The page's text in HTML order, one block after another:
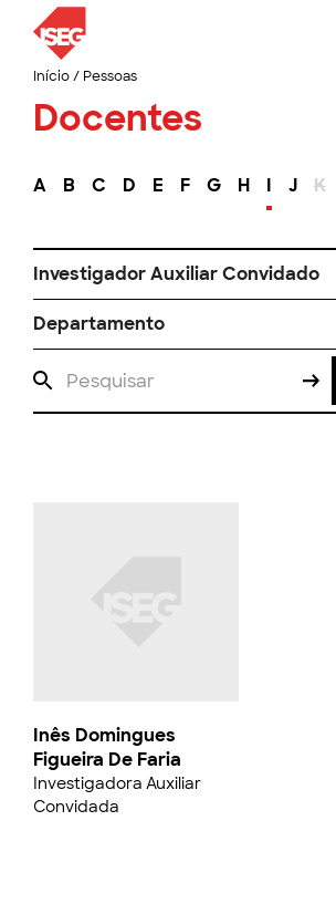
Início/ Pessoas
Docentes
A B C D E F G H I J K
Investigador Auxiliar Convidado
Departamento
Inês Domingues
Figueira De Faria
Investigadora Auxiliar
Convidada